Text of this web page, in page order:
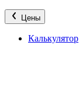
Цены
Калькулятор